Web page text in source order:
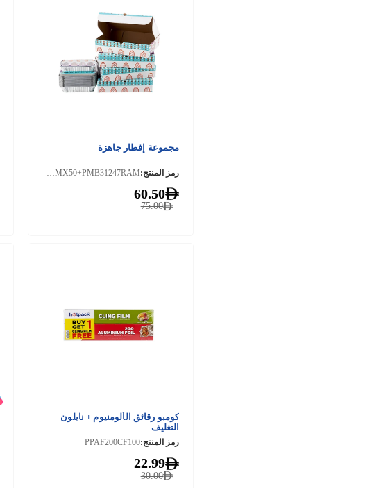
مجموعة إفطار جاهزة
رمز المنتج: HSM8389RAMX50+PMB31247RAM
75.00
60.50
كومبو رقائق الألومنيوم + نايلون
التغليف
رمز المنتج:PPAF200CF100
30.00
22.99